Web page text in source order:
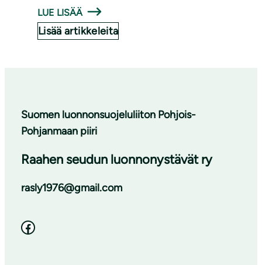
LUE LISÄÄ
Lisää artikkeleita
Suomen luonnonsuojeluliiton Pohjois-
Pohjanmaan piiri
Raahen seudun luonnonystävät ry
rasly1976@gmail.com
Facebook